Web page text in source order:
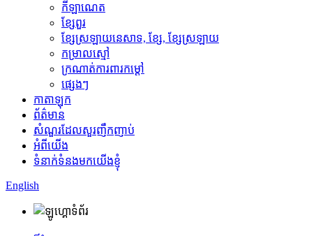
កីឡាណេត
ខ្សែពួរ
ខ្សែស្រឡាយនេសាទ, ខ្សែ, ខ្សែស្រឡាយ
កម្រាលស្មៅ
ក្រណាត់​ការពារ​កម្ដៅ
ផ្សេងៗ
កាតាឡុក
ព័ត៌មាន
សំណួរដែលសួរញឹកញាប់
អំពីយើង
ទំនាក់ទំនងមកយើងខ្ញុំ
English